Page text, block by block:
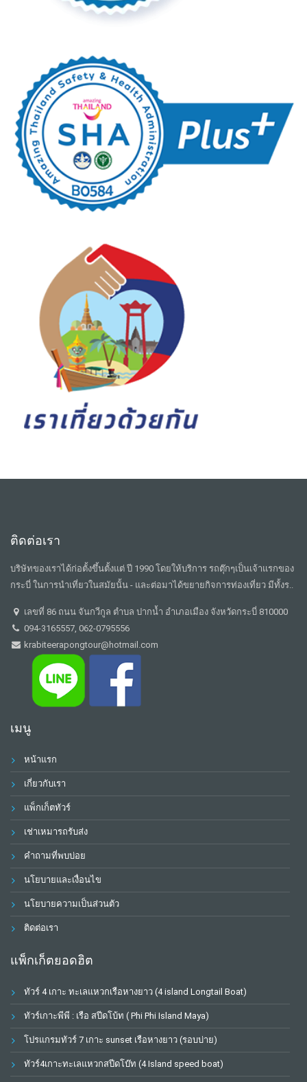
ติดต่อเรา
บริษัทของเราได้ก่อตั้งขึ้นตั้งแต่ ปี 1990 โดยให้บริการ รถตุ๊กๆเป็นเจ้าแรกของ
กระบี่ ในการนำเที่ยวในสมัยนั้น - และต่อมาได้ขยายกิจการท่องเที่ยว มีทั้งร..
เลขที่ 86 ถนน จันกวีกูล ตำบล ปากน้ำ อำเภอเมือง จังหวัดกระบี่ 810000
094-3165557, 062-0795556
krabiteerapongtour@hotmail.com
เมนู
หน้าแรก
เกี่ยวกับเรา
แพ็กเก็ตทัวร์
เช่าเหมารถรับส่ง
คำถามที่พบบ่อย
นโยบายและเงื่อนไข
นโยบายความเป็นส่วนตัว
ติดต่อเรา
แพ็กเก็ตยอดฮิต
ทัวร์ 4 เกาะ ทะเลแหวกเรือหางยาว (4 island Longtail Boat)
ทัวร์เกาะพีพี : เรือ สปีดโบ้ท ( Phi Phi Island Maya)
โปรแกรมทัวร์ 7 เกาะ sunset เรือหางยาว (รอบบ่าย)
ทัวร์4เกาะทะเลแหวกสปีดโบ๊ท (4 Island speed boat)